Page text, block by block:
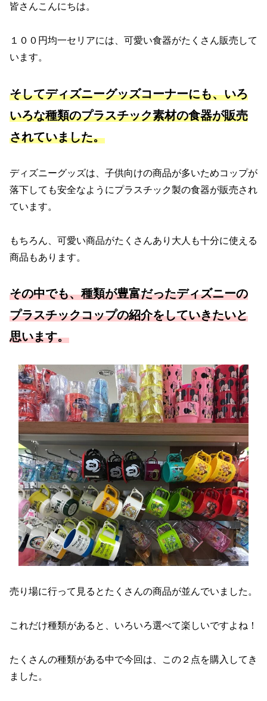
皆さんこんにちは。
１００円均一セリアには、可愛い食器がたくさん販売して
います。
そしてディズニーグッズコーナーにも、いろ
いろな種類のプラスチック素材の食器が販売
されていました。
ディズニーグッズは、子供向けの商品が多いためコップが
落下しても安全なようにプラスチック製の食器が販売され
ています。
もちろん、可愛い商品がたくさんあり大人も十分に使える
商品もあります。
その中でも、種類が豊富だったディズニーの
プラスチックコップの紹介をしていきたいと
思います。
売り場に行って見るとたくさんの商品が並んでいました。
これだけ種類があると、いろいろ選べて楽しいですよね！
たくさんの種類がある中で今回は、この２点を購入してき
ました。